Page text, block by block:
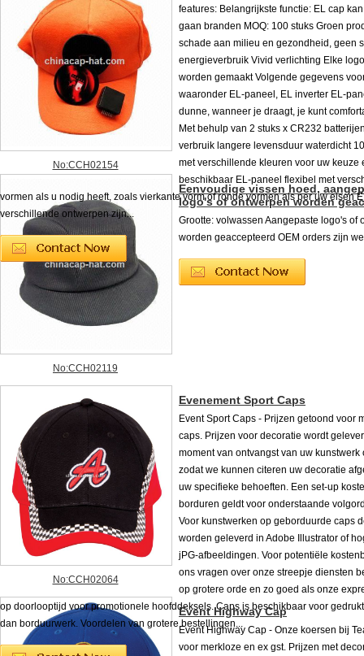
No:CCH02154
features: Belangrijkste functie: EL cap
gaan branden MOQ: 100 stuks Groen
schade aan milieu en gezondheid, geen
energieverbruik Vivid verlichting Elke
worden gemaakt Volgende gegevens
waaronder EL-paneel, EL inverter EL-
dunne, wanneer je draagt​​, je kunt
Met behulp van 2 stuks x CR232
verbruik langere levensduur waterdicht
met verschillende kleuren voor uw keuze
beschikbaar EL-paneel flexibel met
vormen als u nodig heeft, zoals vierkante vorm of ronde vormen als per uw eisen
verschillende ontwerpen zijn...
No:CCH02119
Eenvoudige vissen hoed,
logo's of ontwerpen worden
Grootte: volwassen Aangepaste logo's of
worden geaccepteerd OEM orders zijn
No:CCH02064
Evenement Sport Caps
Event Sport Caps - Prijzen getoond voor
caps. Prijzen voor decoratie wordt
moment van ontvangst van uw kunstwerk
zodat we kunnen citeren uw decoratie
uw specifieke behoeften. Een set-up
borduren geldt voor onderstaande
Voor kunstwerken op geborduurde caps
worden geleverd in Adobe Illustrator of
jPG-afbeeldingen. Voor potentiële
ons vragen over onze streepje diensten
op grotere orde en zo goed als onze
op doorlooptijd voor promotionele hoofddeksels. Caps is beschikbaar voor
dan borduurwerk. Voordelen van grotere bestellingen...
Event Highway Cap
Event Highway Cap - Onze koersen bij
voor merkloze en ex gst. Prijzen met